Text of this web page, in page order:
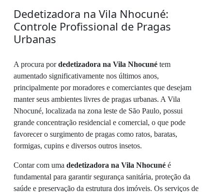
Dedetizadora na Vila Nhocuné:
Controle Profissional de Pragas
Urbanas
A procura pordedetizadora na Vila Nhocuné tem
aumentado significativamente nos últimos anos,
principalmente por moradores e comerciantes que desejam
manter seus ambientes livres de pragas urbanas. A Vila
Nhocuné, localizada na zona leste de São Paulo, possui
grande concentração residencial e comercial, o que pode
favorecer o surgimento de pragas como ratos, baratas,
formigas, cupins e diversos outros insetos.
Contar com uma dedetizadora na Vila Nhocuné é
fundamental para garantir segurança sanitária, proteção da
saúde e preservação da estrutura dos imóveis. Os serviços de